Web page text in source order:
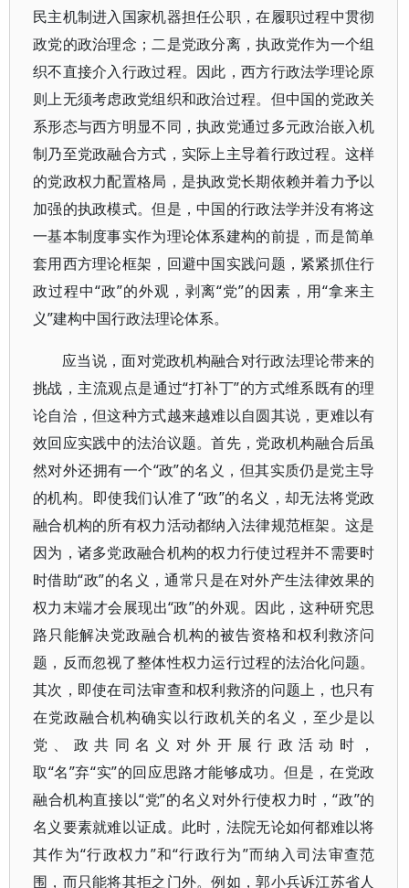
民主机制进入国家机器担任公职，在履职过程中贯彻
政党的政治理念；二是党政分离，执政党作为一个组
织不直接介入行政过程。因此，西方行政法学理论原
则上无须考虑政党组织和政治过程。但中国的党政关
系形态与西方明显不同，执政党通过多元政治嵌入机
制乃至党政融合方式，实际上主导着行政过程。这样
的党政权力配置格局，是执政党长期依赖并着力予以
加强的执政模式。但是，中国的行政法学并没有将这
一基本制度事实作为理论体系建构的前提，而是简单
套用西方理论框架，回避中国实践问题，紧紧抓住行
政过程中“政”的外观，剥离“党”的因素，用“拿来主
义”建构中国行政法理论体系。
应当说，面对党政机构融合对行政法理论带来的
挑战，主流观点是通过“打补丁”的方式维系既有的理
论自洽，但这种方式越来越难以自圆其说，更难以有
效回应实践中的法治议题。首先，党政机构融合后虽
然对外还拥有一个“政”的名义，但其实质仍是党主导
的机构。即使我们认准了“政”的名义，却无法将党政
融合机构的所有权力活动都纳入法律规范框架。这是
因为，诸多党政融合机构的权力行使过程并不需要时
时借助“政”的名义，通常只是在对外产生法律效果的
权力末端才会展现出“政”的外观。因此，这种研究思
路只能解决党政融合机构的被告资格和权利救济问
题，反而忽视了整体性权力运行过程的法治化问题。
其次，即使在司法审查和权利救济的问题上，也只有
在党政融合机构确实以行政机关的名义，至少是以
党、政共同名义对外开展行政活动时，
取“名”弃“实”的回应思路才能够成功。但是，在党政
融合机构直接以“党”的名义对外行使权力时，“政”的
名义要素就难以证成。此时，法院无论如何都难以将
其作为“行政权力”和“行政行为”而纳入司法审查范
围，而只能将其拒之门外。例如，郭小兵诉江苏省人